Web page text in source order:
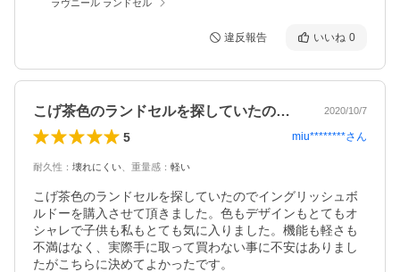
ラヴニール ランドセル
違反報告 いいね 0
こげ茶色のランドセルを探していたのでイ… 2020/10/7
5 miu********さん
耐久性 ： 壊れにくい 重量感 ： 軽い
こげ茶色のランドセルを探していたのでイングリッシュボ
ルドーを購入させて頂きました。色もデザインもとてもオ
シャレで子供も私もとても気に入りました。機能も軽さも
不満はなく、実際手に取って買わない事に不安はありまし
たがこちらに決めてよかったです。